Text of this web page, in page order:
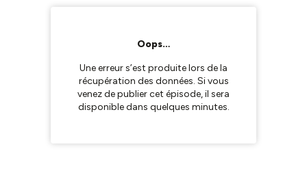
Oops…
Une erreur s’est produite lors de la
récupération des données. Si vous
venez de publier cet épisode, il sera
disponible dans quelques minutes.